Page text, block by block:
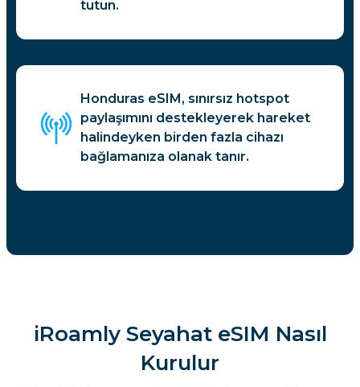
tutun.
Honduras eSIM, sınırsız hotspot
paylaşımını destekleyerek hareket
halindeyken birden fazla cihazı
bağlamanıza olanak tanır.
iRoamly Seyahat eSIM Nasıl
Kurulur